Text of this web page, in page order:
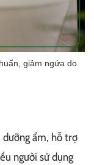
giảm ngứa do
dưỡng ẩm, hỗ trợ
người sử dụng